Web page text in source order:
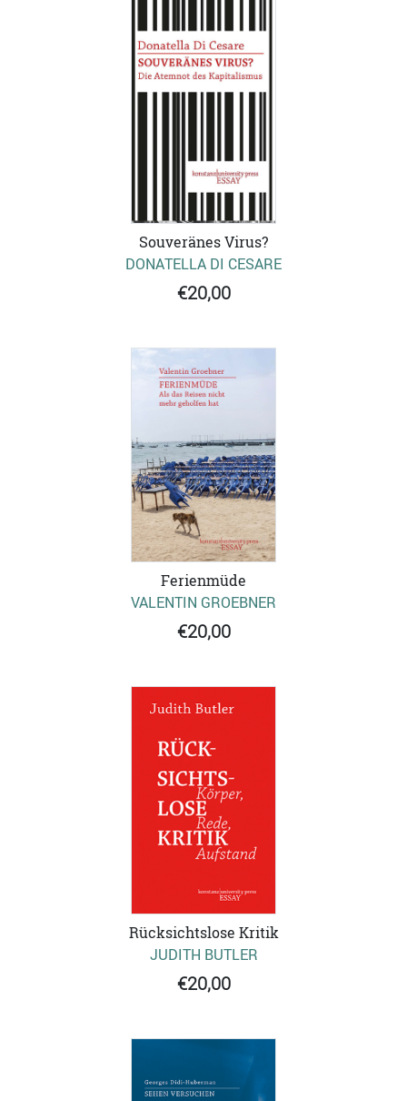
Souveränes Virus?
DONATELLA DI CESARE
€20,00
Ferienmüde
VALENTIN GROEBNER
€20,00
Rücksichtslose Kritik
JUDITH BUTLER
€20,00